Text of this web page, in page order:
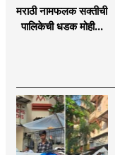
मराठी नामफलक सक्तीची
पालिकेची धडक मोहीम;